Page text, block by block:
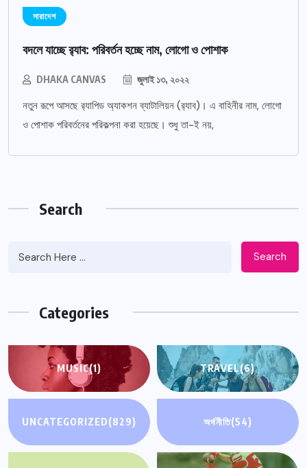
সারাদেশ
বদলে যাচ্ছে র‌্যাব: পরিবর্তন হচ্ছে নাম, লোগো ও পোশাক
DHAKA CANVAS জুলাই ১৩, ২০২২
নতুন রূপে আসছে র‌্যাপিড অ্যাকশন ব্যাটালিয়ন (র‌্যাব)। এ বাহিনীর নাম, লোগো
ও পোশাক পরিবর্তনের পরিকল্পনা করা হয়েছে। শুধু তা-ই নয়,
Search
Search
Categories
MUSIC(1) TRAVEL(6)
UNCATEGORIZED(829) অর্থনীতি(54)